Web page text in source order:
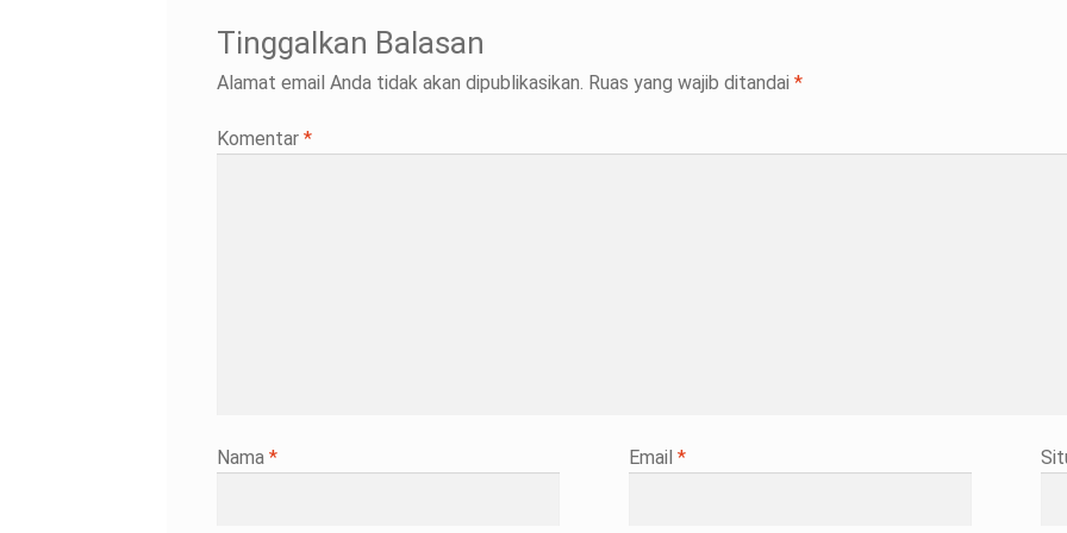
Tinggalkan Balasan
Alamat email Anda tidak akan dipublikasikan. Ruas yang wajib ditandai *
Komentar *
Nama * Email *